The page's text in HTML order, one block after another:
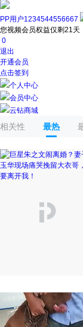
PP用户1234544556667
您视频会员权益仅剩21天
0
退出
开通会员
点击签到
个人中心
会员中心
云钻商城
相关性 最热